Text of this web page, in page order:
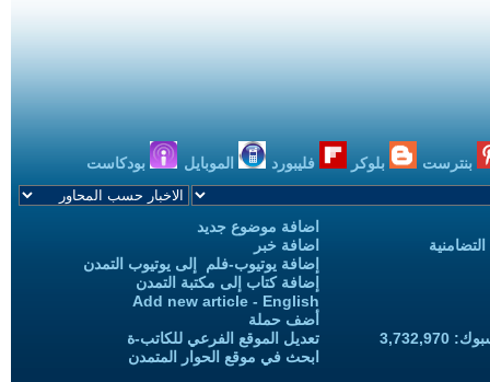
بنترست بلوكر فليبورد الموبايل بودكاست
اضافة موضوع جديد
اضافة خبر
إضافة يوتيوب-فلم إلى يوتيوب التمدن
إضافة كتاب إلى مكتبة التمدن
Add new article - English
أضف حملة
تعديل الموقع الفرعي للكاتب-ة
ابحث في موقع الحوار المتمدن